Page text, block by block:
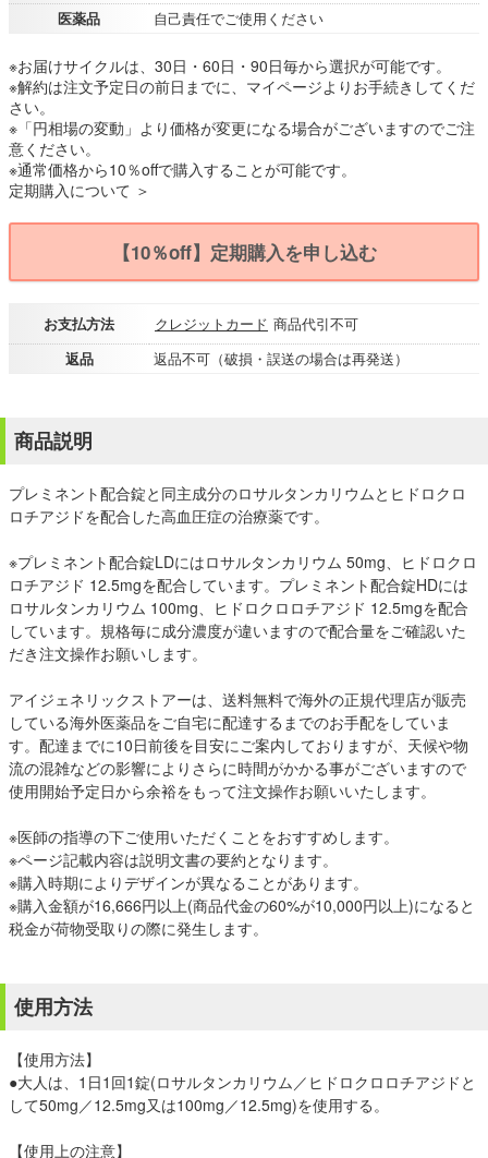
医薬品
自己責任でご使用ください
※お届けサイクルは、30日・60日・90日毎から選択が可能です。
※解約は注文予定日の前日までに、マイページよりお手続きしてくだ
さい。
※「円相場の変動」より価格が変更になる場合がございますのでご注
意ください。
※通常価格から10％offで購入することが可能です。
定期購入について ＞
【10％off】定期購入を申し込む
お支払方法 クレジットカード 商品代引不可
返品
返品不可（破損・誤送の場合は再発送）
商品説明
プレミネント配合錠と同主成分のロサルタンカリウムとヒドロクロ
ロチアジドを配合した高血圧症の治療薬です。
※プレミネント配合錠LDにはロサルタンカリウム 50mg、ヒドロクロ
ロチアジド 12.5mgを配合しています。プレミネント配合錠HDには
ロサルタンカリウム 100mg、ヒドロクロロチアジド 12.5mgを配合
しています。規格毎に成分濃度が違いますので配合量をご確認いた
だき注文操作お願いします。
アイジェネリックストアーは、送料無料で海外の正規代理店が販売
している海外医薬品をご自宅に配達するまでのお手配をしていま
す。配達までに10日前後を目安にご案内しておりますが、天候や物
流の混雑などの影響によりさらに時間がかかる事がございますので
使用開始予定日から余裕をもって注文操作お願いいたします。
※医師の指導の下ご使用いただくことをおすすめします。
※ページ記載内容は説明文書の要約となります。
※購入時期によりデザインが異なることがあります。
※購入金額が16,666円以上(商品代金の60%が10,000円以上)になると
税金が荷物受取りの際に発生します。
使用方法
【使用方法】
●大人は、1日1回1錠(ロサルタンカリウム／ヒドロクロロチアジドと
して50mg／12.5mg又は100mg／12.5mg)を使用する。
【使用上の注意】